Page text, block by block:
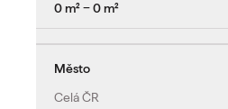
0 m² − 0 m²
Město
Celá ČR